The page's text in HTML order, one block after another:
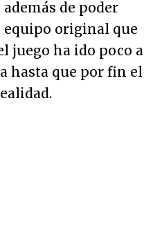
además de poder
equipo original que
juego ha ido poco a
hasta que por fin el